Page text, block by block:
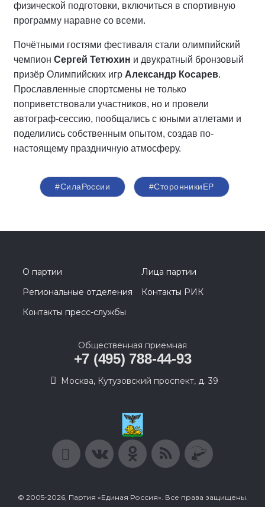
физической подготовки, включиться в спортивную
программу наравне со всеми.
Почётными гостями фестиваля стали олимпийский
чемпион Сергей Тетюхин и двукратный бронзовый
призёр Олимпийских игр Александр Косарев.
Прославленные спортсмены не только
поприветствовали участников, но и провели
автограф-сессию, пообщались с юными атлетами и
поделились собственным опытом, создав по-
настоящему праздничную атмосферу.
#СилаРоссии #СторонникиЕР
О партии
Лица партии
Региональные отделения
Контакты РИК
Контакты пресс-службы
Общественная приемная
+7 (495) 788-44-93
Москва, Кутузовский проспект, д. 39
© 2005-2026, Партия «Единая Россия». Все права защищены.